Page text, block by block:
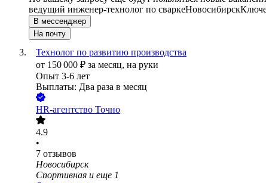
ведущий инженер-технолог по сваркеНовосибирск
В мессенджер
На почту
Технолог по развитию производства
от 150 000 ₽ за месяц, на руки
Опыт 3-6 лет
Выплаты: Два раза в месяц
​HR-агентство Точно
4.9
•
7 отзывов
Новосибирск
Спортивная и еще 1